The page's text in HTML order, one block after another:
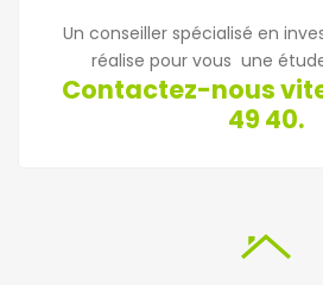
Un conseiller spécialisé en
réalise pour vous une
Contactez-nous vite
49 40.